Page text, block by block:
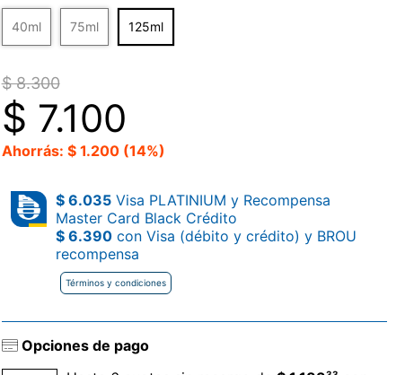
40ml 75ml 125ml
$ 8.300
$ 7.100
Ahorrás: $ 1.200 (14%)
$ 6.035Visa PLATINIUM y Recompensa
Master Card Black Crédito
$ 6.390con Visa (débito y crédito) y BROU
recompensa
Términos y condiciones
Opciones de pago